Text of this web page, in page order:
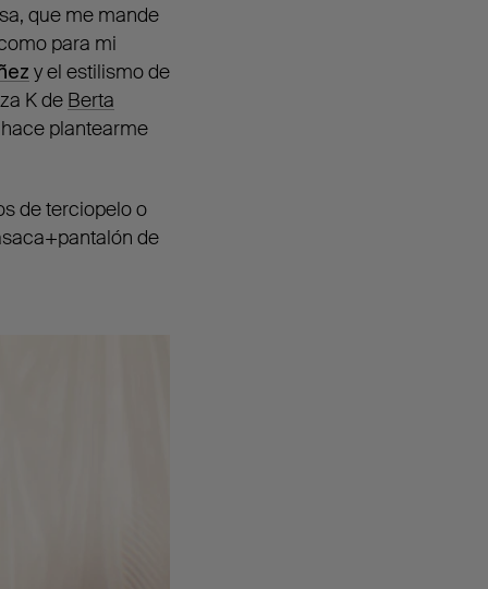
que me mande
para mi
y el estilismo de
K de Berta
plantearme
de terciopelo o
de